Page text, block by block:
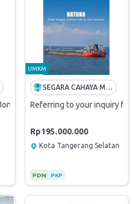
System
UMKM
SEGARA CAHAYA MANDIRI
Referring to your inquiry
Rp195.000.000
Kota Tangerang Selatan
PDN PKP